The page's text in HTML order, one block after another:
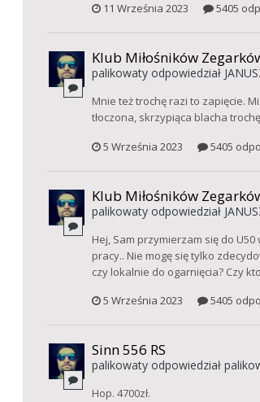
11 Września 2023
5405
Klub Miłośników
palikowatyodpowiedział
Mnie też trochę razi to zapięcie.
tłoczona, skrzypiąca blacha
5 Września 2023
5405
Klub Miłośników
palikowatyodpowiedział
Hej, Sam przymierzam się do
pracy.. Nie mogę się tylko
czy lokalnie do ogarnięcia? Czy
5 Września 2023
5405
Sinn 556 RS
palikowatyodpowiedział
Hop. 4700zł.